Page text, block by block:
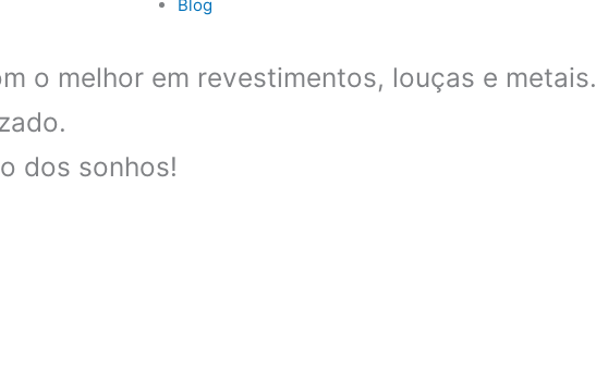
Blog
o melhor em revestimentos, louças e metais.
dos sonhos!